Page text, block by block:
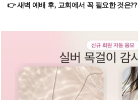
👉 새벽 예배 후, 교회에서 꼭 필요한 것은??